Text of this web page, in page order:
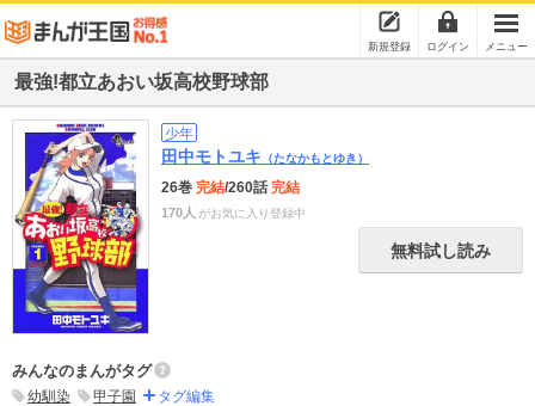
新規登録 ログイン メニュー
最強!都立あおい坂高校野球部
少年
田中モトユキ （たなかもとゆき）
26巻 完結/260話完結
170人 がお気に入り登録中
無料試し読み
みんなのまんがタグ
幼馴染 甲子園 タグ編集